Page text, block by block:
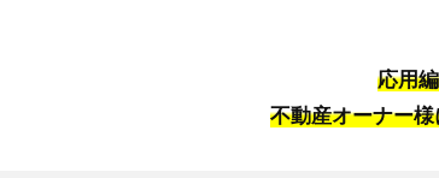
応用
不動産オーナー